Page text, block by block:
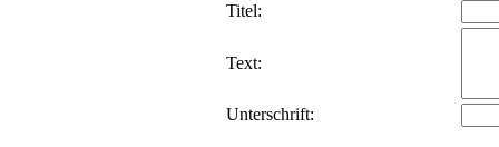
Titel:
Text:
Unterschrift: